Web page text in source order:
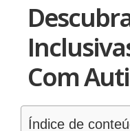
Com
Índice de